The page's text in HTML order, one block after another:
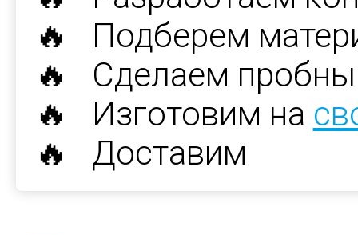
🔥 Подберем
🔥 Сделаем
🔥 Изготовим на
🔥 Доставим